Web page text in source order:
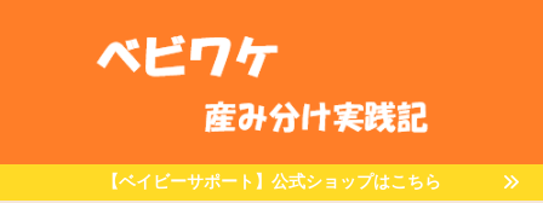
【ベイビーサポート】公式ショップはこちら